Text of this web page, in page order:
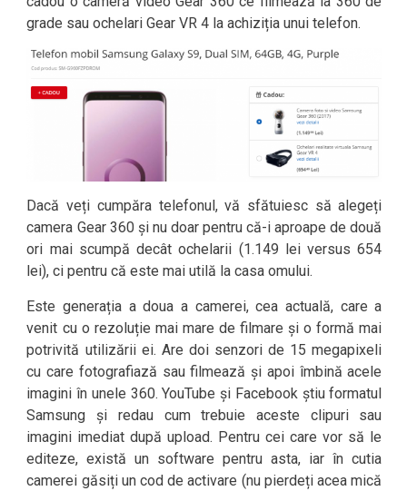
grade sau ochelari Gear VR 4 la achiziția unui telefon.
Dacă veți cumpăra telefonul, vă sfătuiesc să alegeți
camera Gear 360 și nu doar pentru că-i aproape de două
ori mai scumpă decât ochelarii (1.149 lei versus 654
lei), ci pentru că este mai utilă la casa omului.
Este generația a doua a camerei, cea actuală, care a
venit cu o rezoluție mai mare de filmare și o formă mai
potrivită utilizării ei. Are doi senzori de 15 megapixeli
cu care fotografiază sau filmează și apoi îmbină acele
imagini în unele 360. YouTube și Facebook știu formatul
Samsung și redau cum trebuie aceste clipuri sau
imagini imediat după upload. Pentru cei care vor să le
editeze, există un software pentru asta, iar în cutia
camerei găsiți un cod de activare (nu pierdeți acea mică